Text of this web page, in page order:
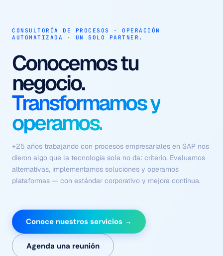
AUTOMATIZACIÓN · AGENTES AUTÓNOMOS · EFICIENCIA
OPERATIVA
Procesos que se
ejecutan solos
Con contexto, criterio y
sin fricción.
negocio, ejecutan tareas complejas y se optimizan
continuamente — sin depender de intervención humana en
cada paso.
Conoce nuestros servicios →
Agenda una reunión